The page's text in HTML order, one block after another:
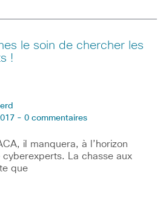
le soin de chercher les
!
- 0 commentaires
il manquera, à l’horizon
La chasse aux
que